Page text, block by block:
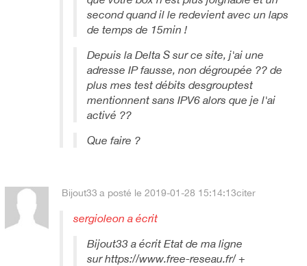
second quand il le redevient avec un laps
de temps de 15min !
Depuis la Delta S sur ce site, j'ai une
adresse IP fausse, non dégroupée ?? de
plus mes test débits desgrouptest
mentionnent sans IPV6 alors que je l'ai
activé ??
Que faire ?
Bijout33 a posté le 2019-01-28 15:14:13citer
sergioleon a écrit
Bijout33 a écrit Etat de ma ligne
sur https://www.free-reseau.fr/ +